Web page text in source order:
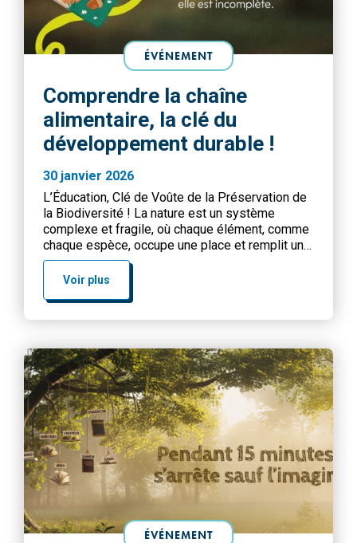
ÉVÉNEMENT
Comprendre la chaîne
alimentaire, la clé du
développement durable !
30 janvier 2026
L’Éducation, Clé de Voûte de la Préservation de
la Biodiversité ! La nature est un système
complexe et fragile, où chaque élément, comme
chaque espèce, occupe une place et remplit un
rôle. L’homme des temps modernes en a fait un
usage excessif, au point d’en bouleverser les
Voir plus
ÉVÉNEMENT